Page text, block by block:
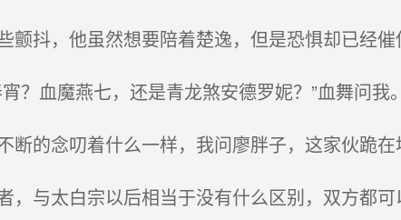
抖，他虽然想要陪着楚逸，但是恐惧却已经催
？血魔燕七，还是青龙煞安德罗妮？”血舞问我。
的念叨着什么一样，我问廖胖子，这家伙跪在
与太白宗以后相当于没有什么区别，双方都可